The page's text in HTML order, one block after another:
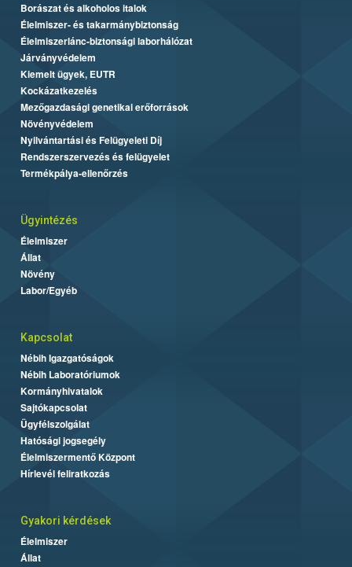
Borászat és alkoholos italok
Élelmiszer- és takarmánybiztonság
Élelmiszerlánc-biztonsági laborhálózat
Járványvédelem
Kiemelt ügyek, EUTR
Kockázatkezelés
Mezőgazdasági genetikai erőforrások
Növényvédelem
Nyilvántartási és Felügyeleti Díj
Rendszerszervezés és felügyelet
Termékpálya-ellenőrzés
Ügyintézés
Élelmiszer
Állat
Növény
Labor/Egyéb
Kapcsolat
Nébih Igazgatóságok
Nébih Laboratóriumok
Kormányhivatalok
Sajtókapcsolat
Ügyfélszolgálat
Hatósági jogsegély
Élelmiszermentő Központ
Hírlevél feliratkozás
Gyakori kérdések
Élelmiszer
Állat